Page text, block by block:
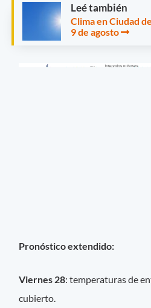
Leé también
Clima en Ciudad
9 de agosto
Pronóstico extendido:
Viernes 28: temperaturas de
cubierto.